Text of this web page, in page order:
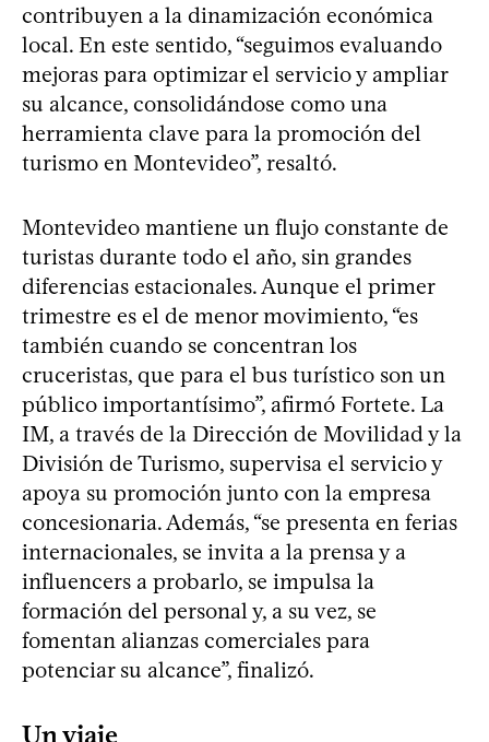
contribuyen a la dinamización económica
local. En este sentido, “seguimos evaluando
mejoras para optimizar el servicio y ampliar
su alcance, consolidándose como una
herramienta clave para la promoción del
turismo en Montevideo”, resaltó.
Montevideo mantiene un flujo constante de
turistas durante todo el año, sin grandes
diferencias estacionales. Aunque el primer
trimestre es el de menor movimiento, “es
también cuando se concentran los
cruceristas, que para el bus turístico son un
público importantísimo”, afirmó Fortete. La
IM, a través de la Dirección de Movilidad y la
División de Turismo, supervisa el servicio y
apoya su promoción junto con la empresa
concesionaria. Además, “se presenta en ferias
internacionales, se invita a la prensa y a
influencers a probarlo, se impulsa la
formación del personal y, a su vez, se
fomentan alianzas comerciales para
potenciar su alcance”, finalizó.
Un viaje